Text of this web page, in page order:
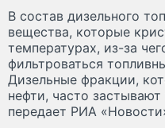
В состав дизельного
вещества, которые
температурах, из-за
фильтроваться
Дизельные фракции,
нефти, часто
передает РИА